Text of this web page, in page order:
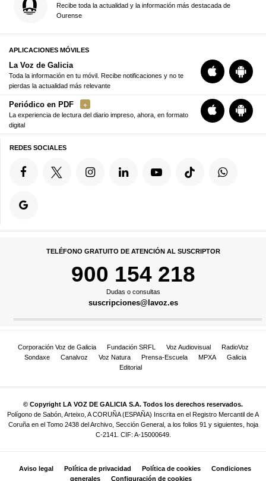
Recibe toda la actualidad y la información más destacada de
Ourense
APLICACIONES MÓVILES
La Voz de Galicia
Toda la información en tu móvil. Recibe notificaciones y no te
pierdas la actualidad más relevante
Periódico en PDF
La experiencia de lectura del diario impreso, ahora, en formato
digital
REDES SOCIALES
TELÉFONO GRATUITO DE ATENCIÓN AL SUSCRIPTOR
900 154 218
Dudas o consultas
suscripciones@lavoz.es
Corporación Voz de Galicia Fundación SRFL Voz Audiovisual
RadioVoz
Sondaxe
Canalvoz Voz Natura Prensa-Escuela MPXA
Galicia
Editorial
© Copyright LA VOZ DE GALICIA S.A. Todos los derechos reservados.
Polígono de Sabón, Arteixo, A CORUÑA (ESPAÑA) Inscrita en el Registro Mercantil de A
Coruña en el Tomo 2438 del Archivo, Sección General, a los folios 91 y siguientes, hoja
C-2141. CIF: A-15000649.
Aviso legal Política de privacidad Política de cookies
Condiciones
generales
Configuración de cookies